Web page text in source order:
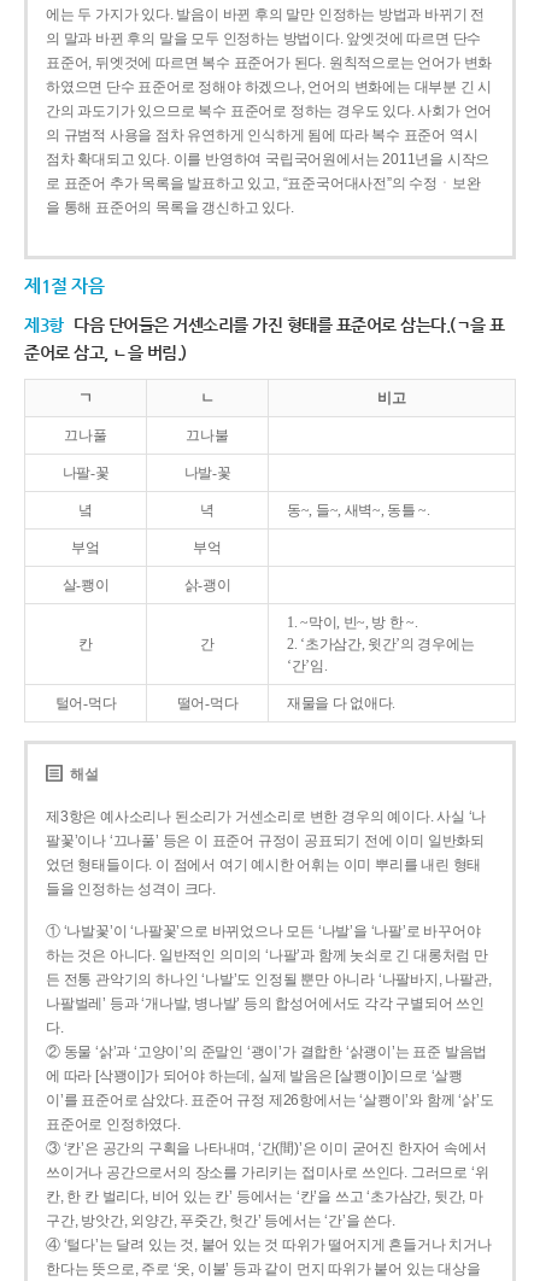
에는 두 가지가 있다. 발음이 바뀐 후의 말만 인정하는 방법과 바뀌기 전
의 말과 바뀐 후의 말을 모두 인정하는 방법이다. 앞엣것에 따르면 단수
표준어, 뒤엣것에 따르면 복수 표준어가 된다. 원칙적으로는 언어가 변화
하였으면 단수 표준어로 정해야 하겠으나, 언어의 변화에는 대부분 긴 시
간의 과도기가 있으므로 복수 표준어로 정하는 경우도 있다. 사회가 언어
의 규범적 사용을 점차 유연하게 인식하게 됨에 따라 복수 표준어 역시
점차 확대되고 있다. 이를 반영하여 국립국어원에서는 2011년을 시작으
로 표준어 추가 목록을 발표하고 있고, “표준국어대사전”의 수정ㆍ보완
을 통해 표준어의 목록을 갱신하고 있다.
제1절 자음
제3항 다음 단어들은 거센소리를 가진 형태를 표준어로 삼는다.(ㄱ을 표
준어로 삼고, ㄴ을 버림.)
ㄱ ㄴ 비고
끄나풀 끄나불
나팔-꽃 나발-꽃
녘 녁 동~, 들~, 새벽~, 동틀 ~.
부엌 부억
살-쾡이 삵-괭이
칸 간
1. ~막이, 빈~, 방 한 ~.
2. ‘초가삼간, 윗간’의 경우에는
‘간’임.
털어-먹다 떨어-먹다 재물을 다 없애다.
해설
제3항은 예사소리나 된소리가 거센소리로 변한 경우의 예이다. 사실 ‘나
팔꽃’이나 ‘끄나풀’ 등은 이 표준어 규정이 공표되기 전에 이미 일반화되
었던 형태들이다. 이 점에서 여기 예시한 어휘는 이미 뿌리를 내린 형태
들을 인정하는 성격이 크다.
① ‘나발꽃’이 ‘나팔꽃’으로 바뀌었으나 모든 ‘나발’을 ‘나팔’로 바꾸어야
하는 것은 아니다. 일반적인 의미의 ‘나팔’과 함께 놋쇠로 긴 대롱처럼 만
든 전통 관악기의 하나인 ‘나발’도 인정될 뿐만 아니라 ‘나팔바지, 나팔관,
나팔벌레’ 등과 ‘개나발, 병나발’ 등의 합성어에서도 각각 구별되어 쓰인
다.
② 동물 ‘삵’과 ‘고양이’의 준말인 ‘괭이’가 결합한 ‘삵괭이’는 표준 발음법
에 따라 [삭꽹이]가 되어야 하는데, 실제 발음은 [살쾡이]이므로 ‘살쾡
이’를 표준어로 삼았다. 표준어 규정 제26항에서는 ‘살쾡이’와 함께 ‘삵’도
표준어로 인정하였다.
③ ‘칸’은 공간의 구획을 나타내며, ‘간(間)’은 이미 굳어진 한자어 속에서
쓰이거나 공간으로서의 장소를 가리키는 접미사로 쓰인다. 그러므로 ‘위
칸, 한 칸 벌리다, 비어 있는 칸’ 등에서는 ‘칸’을 쓰고 ‘초가삼간, 뒷간, 마
구간, 방앗간, 외양간, 푸줏간, 헛간’ 등에서는 ‘간’을 쓴다.
④ ‘털다’는 달려 있는 것, 붙어 있는 것 따위가 떨어지게 흔들거나 치거나
한다는 뜻으로, 주로 ‘옷, 이불’ 등과 같이 먼지 따위가 붙어 있는 대상을